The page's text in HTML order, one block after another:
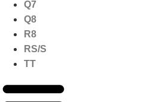
Q7
Q8
R8
RS/S
TT